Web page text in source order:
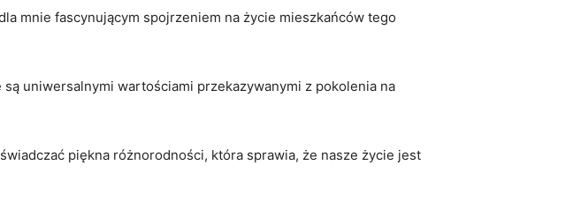
mnie⁢ fascynującym spojrzeniem na⁣ życie mieszkańców tego
uniwersalnymi wartościami⁤ przekazywanymi z​ pokolenia na
piękna różnorodności, która sprawia, że nasze ​życie jest